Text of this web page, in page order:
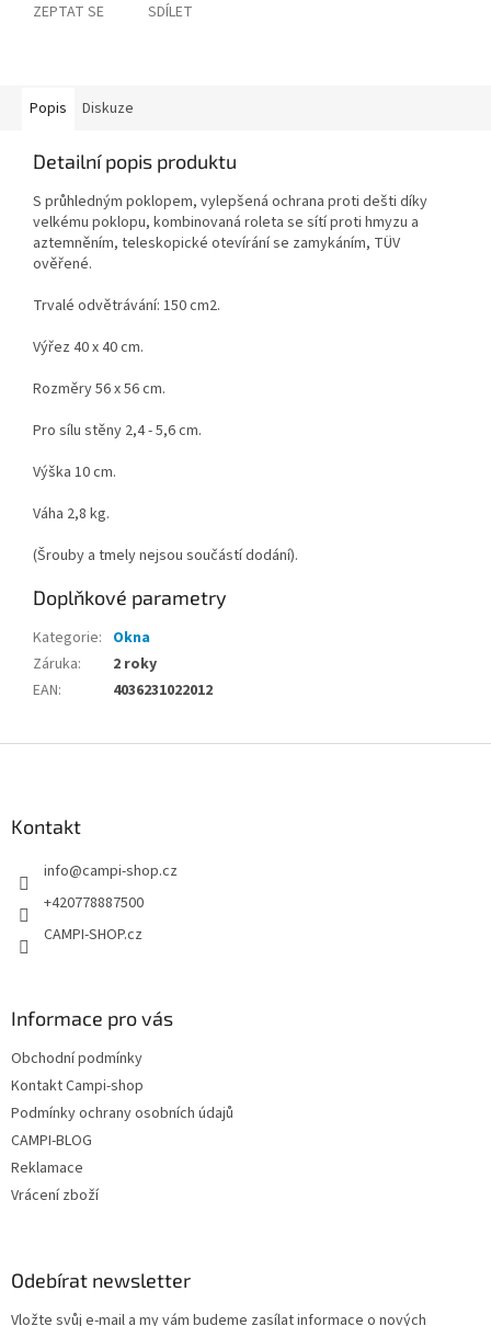
ZEPTAT SE SDÍLET
Popis Diskuze
Detailní popis produktu
S průhledným poklopem, vylepšená ochrana proti dešti díky
velkému poklopu, kombinovaná roleta se sítí proti hmyzu a
aztemněním, teleskopické otevírání se zamykáním, TÜV
ověřené.
Trvalé odvětrávání: 150 cm2.
Výřez 40 x 40 cm.
Rozměry 56 x 56 cm.
Pro sílu stěny 2,4 - 5,6 cm.
Výška 10 cm.
Váha 2,8 kg.
(Šrouby a tmely nejsou součástí dodání).
Doplňkové parametry
Kategorie: Okna
Záruka:
2 roky
EAN: 4036231022012
Kontakt
info@campi-shop.cz
+420778887500
CAMPI-SHOP.cz
Informace pro vás
Obchodní podmínky
Kontakt Campi-shop
Podmínky ochrany osobních údajů
CAMPI-BLOG
Reklamace
Vrácení zboží
Odebírat newsletter
Vložte svůj e-mail a my vám budeme zasílat informace o nových